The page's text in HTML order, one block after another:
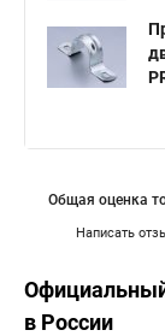
Написать
Общая оценка
в России